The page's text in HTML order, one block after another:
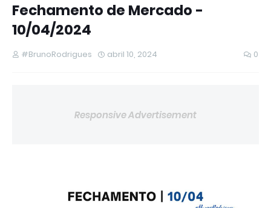
Fechamento de Mercado -
10/04/2024
#BrunoRodrigues abril 10, 2024 0
Responsive Advertisement